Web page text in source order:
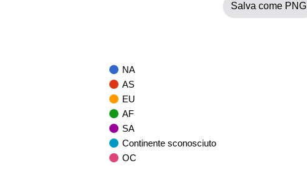
Salva come PNG
NA
AS
EU
AF
SA
Continente sconosciuto
OC